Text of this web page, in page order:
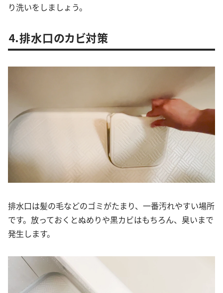
り洗いをしましょう。
⒋排水口のカビ対策
排水口は髪の毛などのゴミがたまり、一番汚れやすい場所
です。放っておくとぬめりや黒カビはもちろん、臭いまで
発生します。